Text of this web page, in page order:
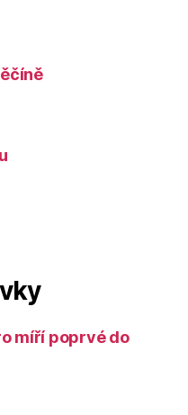
míří poprvé do